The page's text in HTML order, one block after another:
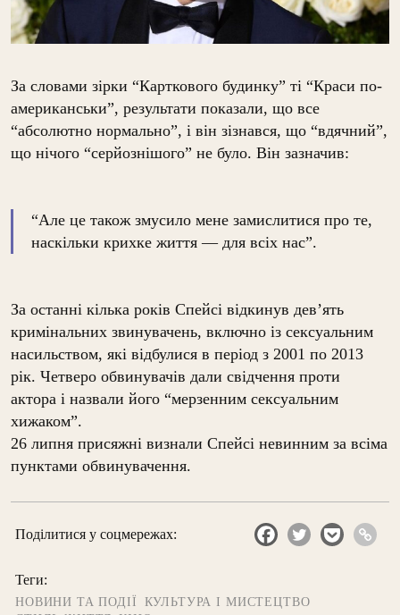
За словами зірки “Карткового будинку” ті “Краси по-
американськи”, результати показали, що все
“абсолютно нормально”, і він зізнався, що “вдячний”,
що нічого “серйознішого” не було. Він зазначив:
“Але це також змусило мене замислитися про те,
наскільки крихке життя — для всіх нас”.
За останні кілька років Спейсі відкинув дев’ять
кримінальних звинувачень, включно із сексуальним
насильством, які відбулися в період з 2001 по 2013
рік. Четверо обвинувачів дали свідчення проти
актора і назвали його “мерзенним сексуальним
хижаком”.
26 липня присяжні визнали Спейсі невинним за всіма
пунктами обвинувачення.
Поділитися у соцмережах:
Теги:
НОВИНИ ТА ПОДІЇ
КУЛЬТУРА І МИСТЕЦТВО